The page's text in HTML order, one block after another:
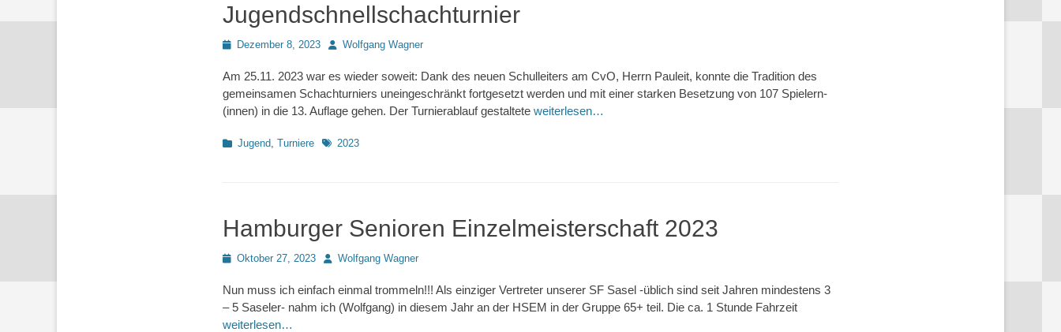
Jugendschnellschachturnier
PostedDezember 8, 2023 AutorWolfgang Wagner
Am 25.11. 2023 war es wieder soweit: Dank des neuen Schulleiters am CvO, Herrn Pauleit, konnte die Tradition des
gemeinsamen Schachturniers uneingeschränkt fortgesetzt werden und mit einer starken Besetzung von 107 Spielern-
(innen) in die 13. Auflage gehen. Der Turnierablauf gestaltete weiterlesen…
Kategorien
Jugend, Turniere Schlagworte
2023
Hamburger Senioren Einzelmeisterschaft 2023
PostedOktober 27, 2023 AutorWolfgang Wagner
Nun muss ich einfach einmal trommeln!!! Als einziger Vertreter unserer SF Sasel -üblich sind seit Jahren mindestens 3
– 5 Saseler- nahm ich (Wolfgang) in diesem Jahr an der HSEM in der Gruppe 65+ teil. Die ca. 1 Stunde Fahrzeit
weiterlesen…